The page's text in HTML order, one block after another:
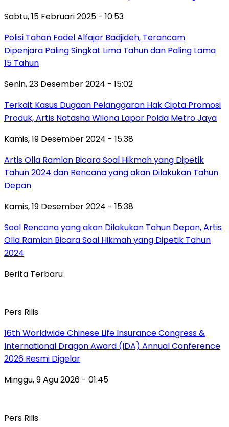
Sabtu, 15 Februari 2025 - 10:53
Polisi Tahan Fadel Alfajar Badjideh, Terancam
Dipenjara Paling Singkat Lima Tahun dan Paling Lama
15 Tahun
Senin, 23 Desember 2024 - 15:02
Terkait Kasus Dugaan Pelanggaran Hak Cipta Promosi
Produk, Artis Natasha Wilona Lapor Polda Metro Jaya
Kamis, 19 Desember 2024 - 15:38
Artis Olla Ramlan Bicara Soal Hikmah yang Dipetik
Tahun 2024 dan Rencana yang akan Dilakukan Tahun
Depan
Kamis, 19 Desember 2024 - 15:38
Soal Rencana yang akan Dilakukan Tahun Depan, Artis
Olla Ramlan Bicara Soal Hikmah yang Dipetik Tahun
2024
Berita Terbaru
Pers Rilis
16th Worldwide Chinese Life Insurance Congress &
International Dragon Award (IDA) Annual Conference
2026 Resmi Digelar
Minggu, 9 Agu 2026 - 01:45
Pers Rilis